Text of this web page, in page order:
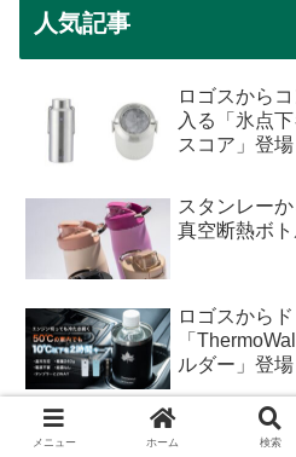
人気記事
ロゴスから
入る「氷点
スコア」登場
スタンレー
真空断熱ボ
ロゴスから
「
ルダー」登場
ユニフレー
メニュー ホーム 検索